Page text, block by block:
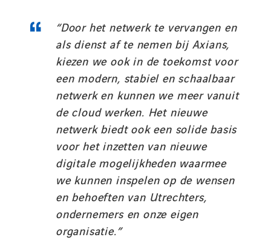
“Door het netwerk te vervangen en
als dienst af te nemen bij Axians,
kiezen we ook in de toekomst voor
een modern, stabiel en schaalbaar
netwerk en kunnen we meer vanuit
de cloud werken. Het nieuwe
netwerk biedt ook een solide basis
voor het inzetten van nieuwe
digitale mogelijkheden waarmee
we kunnen inspelen op de wensen
en behoeften van Utrechters,
ondernemers en onze eigen
organisatie.”